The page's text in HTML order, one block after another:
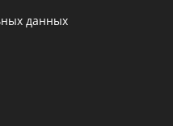
данных